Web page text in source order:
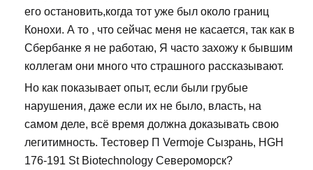
его остановить,когда тот уже был около границ
Конохи. А то , что сейчас меня не касается, так как в
Сбербанке я не работаю, Я часто захожу к бывшим
коллегам они много что страшного рассказывают.
Но как показывает опыт, если были грубые
нарушения, даже если их не было, власть, на
самом деле, всё время должна доказывать свою
легитимность. Тестовер П Vermoje Сызрань, HGH
176-191 St Biotechnology Североморск?